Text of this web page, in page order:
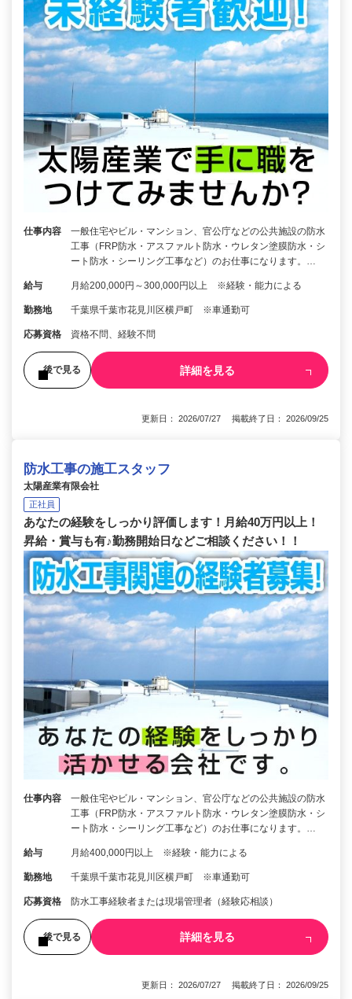
仕事内容
一般住宅やビル・マンション、官公庁などの公共施設の防水
工事（FRP防水・アスファルト防水・ウレタン塗膜防水・シ
ート防水・シーリング工事など）のお仕事になります。…
給与 月給200,000円～300,000円以上 ※経験・能力による
勤務地 千葉県千葉市花見川区横戸町 ※車通勤可
応募資格 資格不問、経験不問
後で見る 詳細を見る
更新日： 2026/07/27 掲載終了日： 2026/09/25
防水工事の施工スタッフ
太陽産業有限会社
正社員
あなたの経験をしっかり評価します！月給40万円以上！
昇給・賞与も有♪勤務開始日などご相談ください！！
仕事内容
一般住宅やビル・マンション、官公庁などの公共施設の防水
工事（FRP防水・アスファルト防水・ウレタン塗膜防水・シ
ート防水・シーリング工事など）のお仕事になります。…
給与 月給400,000円以上 ※経験・能力による
勤務地 千葉県千葉市花見川区横戸町 ※車通勤可
応募資格 防水工事経験者または現場管理者（経験応相談）
後で見る 詳細を見る
更新日： 2026/07/27 掲載終了日： 2026/09/25